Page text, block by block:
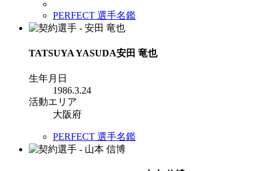
PERFECT 選手名鑑
TATSUYA YASUDA安田 竜也
生年月日
1986.3.24
活動エリア
大阪府
PERFECT 選手名鑑